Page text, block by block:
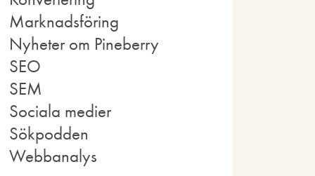
Marknadsföring
Nyheter om Pineberry
SEO
SEM
Sociala medier
Sökpodden
Webbanalys